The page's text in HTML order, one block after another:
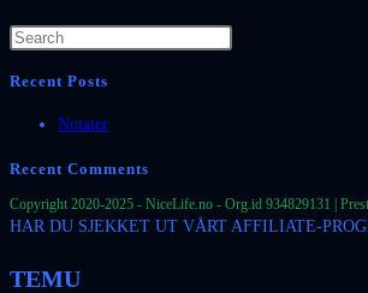
Recent Posts
Notater
Recent Comments
Copyright 2020-2025 - NiceLife.no - Org.id 934829131 |
HAR DU SJEKKET UT VÅRT AFFILIATE-
TEMU